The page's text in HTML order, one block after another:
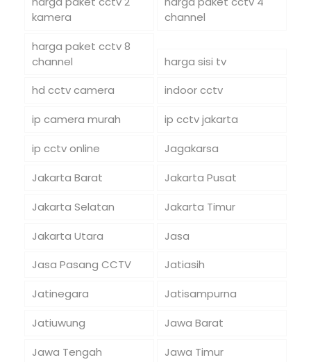
kamera
channel
harga paket cctv 8
channel
harga sisi tv
hd cctv camera
indoor cctv
ip camera murah
ip cctv jakarta
ip cctv online
Jagakarsa
Jakarta Barat
Jakarta Pusat
Jakarta Selatan
Jakarta Timur
Jakarta Utara
Jasa
Jasa Pasang CCTV
Jatiasih
Jatinegara
Jatisampurna
Jatiuwung
Jawa Barat
Jawa Tengah
Jawa Timur